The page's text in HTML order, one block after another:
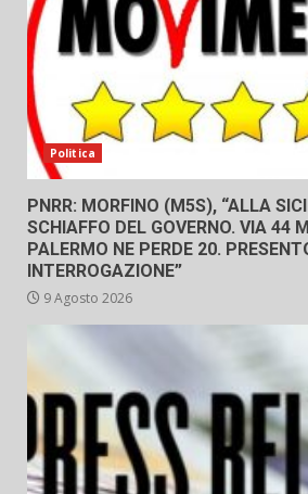
Politica
PNRR: MORFINO (M5S), “ALLA
SCHIAFFO DEL GOVERNO. VIA 44
PALERMO NE PERDE 20.
INTERROGAZIONE”
9 Agosto 2026